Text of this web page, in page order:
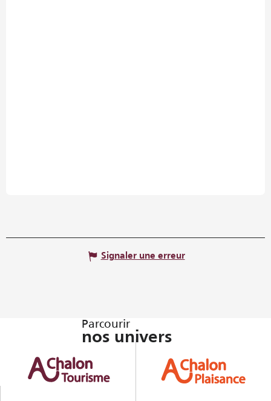
Signaler une erreur
Parcourir
nos univers